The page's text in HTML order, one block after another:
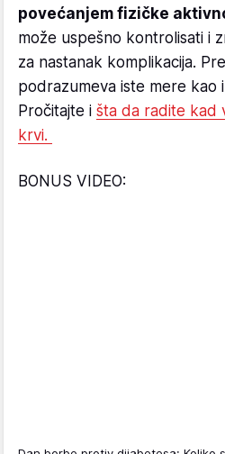
povećanjem fizičke
može uspešno kontrolisati i
za nastanak komplikacija.
podrazumeva iste mere kao
Pročitajte i šta da radite kad
krvi.
BONUS VIDEO: